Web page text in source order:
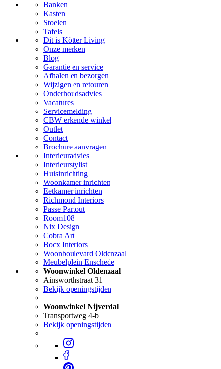
Banken
Kasten
Stoelen
Tafels
Dit is Kötter Living
Onze merken
Blog
Garantie en service
Afhalen en bezorgen
Wijzigen en retouren
Onderhoudsadvies
Vacatures
Servicemelding
CBW erkende winkel
Outlet
Contact
Brochure aanvragen
Interieuradvies
Interieurstylist
Huisinrichting
Woonkamer inrichten
Eetkamer inrichten
Richmond Interiors
Passe Partout
Room108
Nix Design
Cobra Art
Bocx Interiors
Woonboulevard Oldenzaal
Meubelplein Enschede
Woonwinkel Oldenzaal
Ainsworthstraat 31
Bekijk openingstijden
Woonwinkel Nijverdal
Transportweg 4-b
Bekijk openingstijden